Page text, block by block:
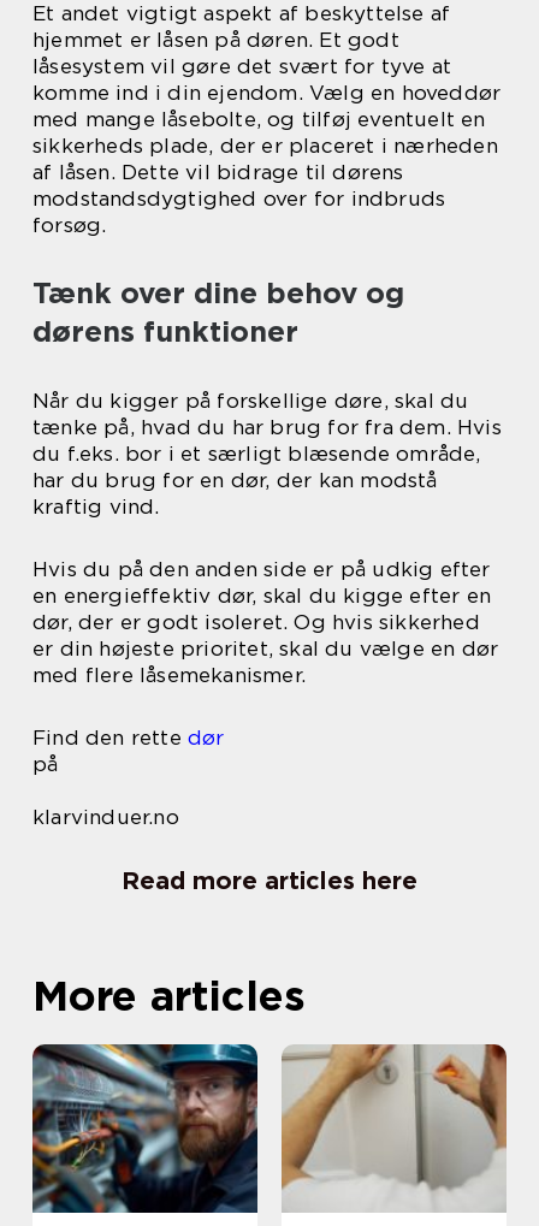
Et andet vigtigt aspekt af beskyttelse af
hjemmet er låsen på døren. Et godt
låsesystem vil gøre det svært for tyve at
komme ind i din ejendom. Vælg en hoveddør
med mange låsebolte, og tilføj eventuelt en
sikkerheds plade, der er placeret i nærheden
af låsen. Dette vil bidrage til dørens
modstandsdygtighed over for indbruds
forsøg.
Tænk over dine behov og
dørens funktioner
Når du kigger på forskellige døre, skal du
tænke på, hvad du har brug for fra dem. Hvis
du f.eks. bor i et særligt blæsende område,
har du brug for en dør, der kan modstå
kraftig vind.
Hvis du på den anden side er på udkig efter
en energieffektiv dør, skal du kigge efter en
dør, der er godt isoleret. Og hvis sikkerhed
er din højeste prioritet, skal du vælge en dør
med flere låsemekanismer.
Find den rette dør
på
klarvinduer.no
Read more articles here
More articles